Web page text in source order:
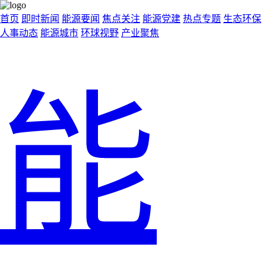
首页 即时新闻 能源要闻 焦点关注 能源党建 热点专题 生态环保
人事动态 能源城市 环球视野 产业聚焦
能